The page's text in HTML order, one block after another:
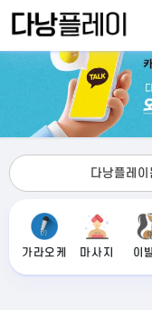
다낭플레
가라오케 마사지 이